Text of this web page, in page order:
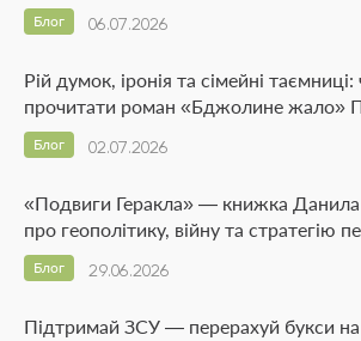
06.07.2026
Блог
Рій думок, іронія та сімейні
прочитати роман «Бджолине жало»
02.07.2026
Блог
«Подвиги Геракла» — книжка Данила
про геополітику, війну та стратегію
29.06.2026
Блог
Підтримай ЗСУ — перерахуй букси на